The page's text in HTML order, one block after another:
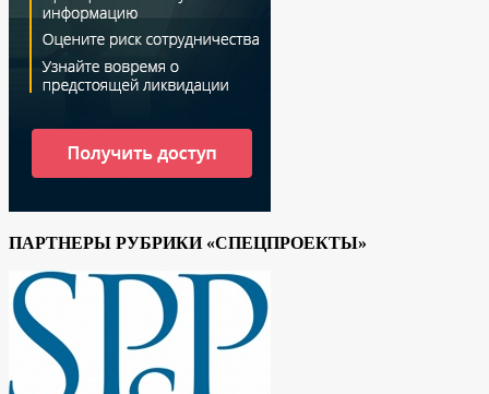
ПАРТНЕРЫ РУБРИКИ «СПЕЦПРОЕКТЫ»